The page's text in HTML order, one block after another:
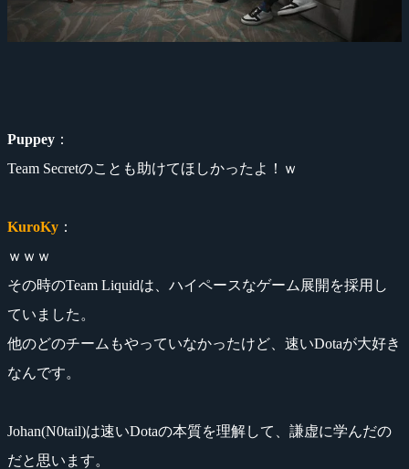
Puppey ：
Team Secretのことも助けてほしかったよ！ｗ
KuroKy ：
ｗｗｗ
その時のTeam Liquidは、ハイペースなゲーム展開を採用し
ていました。
他のどのチームもやっていなかったけど、速いDotaが大好き
なんです。
Johan(N0tail)は速いDotaの本質を理解して、謙虚に学んだの
だと思います。